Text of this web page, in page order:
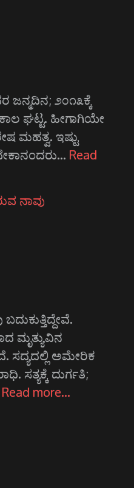
೨೦೧೩ಕ್ಕೆ
ಘಟ್ಟ. ಹೀಗಾಗಿಯೇ
ಮಹತ್ವ. ಇಷ್ಟು
Read
ನಾವು
ಮೃತ್ಯುವಿನ
ಸದ್ಯದಲ್ಲಿ ಅಮೇರಿಕ
ಸತ್ಯಕ್ಕೆ ದುರ್ಗತಿ;
Read more…